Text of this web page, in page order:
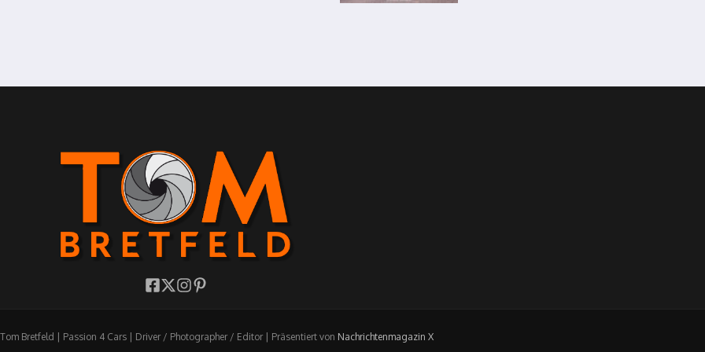
Bretfeld | Passion 4 Cars | Driver / Photographer / Editor | Präsentiert von Nachrichtenmagazin X